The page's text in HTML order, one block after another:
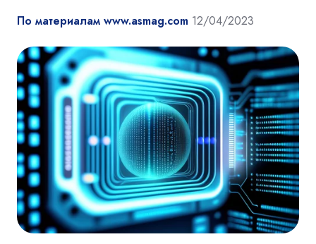
По материалам www.asmag.com 12/04/2023